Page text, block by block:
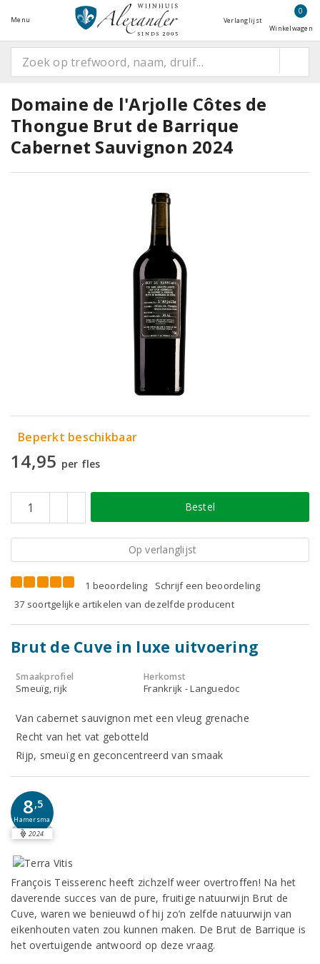
Menu Verlanglijst
0
Winkelwagen
Domaine de l'Arjolle Côtes de
Thongue Brut de Barrique
Cabernet Sauvignon 2024
Beperkt beschikbaar
14,95 per fles
Bestel
Op verlanglijst
1 beoordeling
Schrijf een beoordeling
37 soortgelijke artikelen van dezelfde producent
Brut de Cuve in luxe uitvoering
Smaakprofiel
Smeuïg, rijk
Herkomst
Frankrijk - Languedoc
Van cabernet sauvignon met een vleug grenache
Recht van het vat gebotteld
Rijp, smeuïg en geconcentreerd van smaak
8,5
Hamersma
2024
François Teisserenc heeft zichzelf weer overtroffen! Na het
daverende succes van de pure, fruitige natuurwijn Brut de
Cuve, waren we benieuwd of hij zo’n zelfde natuurwijn van
eikenhouten vaten zou kunnen maken. De Brut de Barrique is
het overtuigende antwoord op deze vraag.